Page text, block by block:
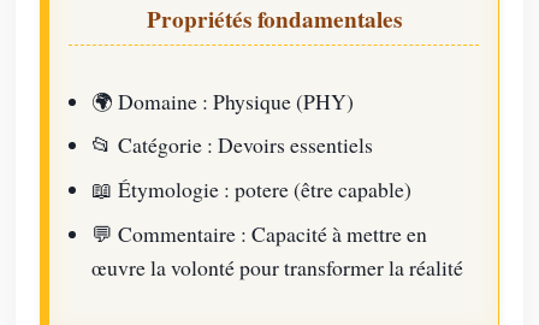
Propriétés fondamentales
🌍 Domaine : Physique (PHY)
📂 Catégorie : Devoirs essentiels
📖 Étymologie : potere (être capable)
💬 Commentaire : Capacité à mettre en
œuvre la volonté pour transformer la réalité